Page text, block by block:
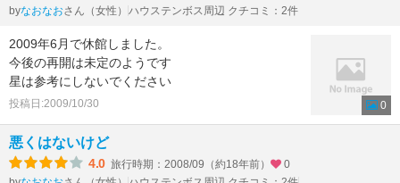
byなおなおさん（女性） ハウステンボス周辺 クチコミ：2件
2009年6月で休館しました。
今後の再開は未定のようです
星は参考にしないでください
投稿日:2009/10/30 0
悪くはないけど
4.0 旅行時期：2008/09（約18年前）
0